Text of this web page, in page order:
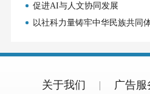
促进AI与人文协同发展
以社科力量铸牢中华民族共同
关于我们 广告服